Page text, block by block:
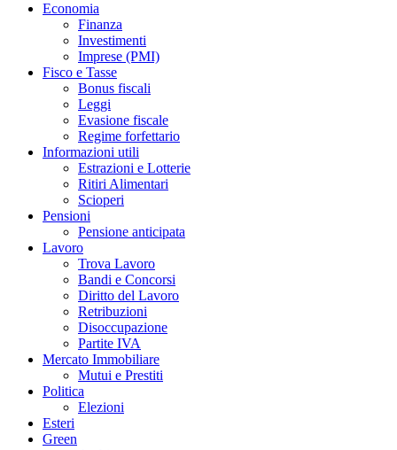
Economia
Finanza
Investimenti
Imprese (PMI)
Fisco e Tasse
Bonus fiscali
Leggi
Evasione fiscale
Regime forfettario
Informazioni utili
Estrazioni e Lotterie
Ritiri Alimentari
Scioperi
Pensioni
Pensione anticipata
Lavoro
Trova Lavoro
Bandi e Concorsi
Diritto del Lavoro
Retribuzioni
Disoccupazione
Partite IVA
Mercato Immobiliare
Mutui e Prestiti
Politica
Elezioni
Esteri
Green